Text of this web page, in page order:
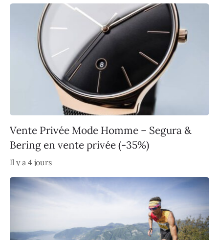
Vente Privée Mode Homme – Segura &
Bering en vente privée (-35%)
Il y a 4 jours